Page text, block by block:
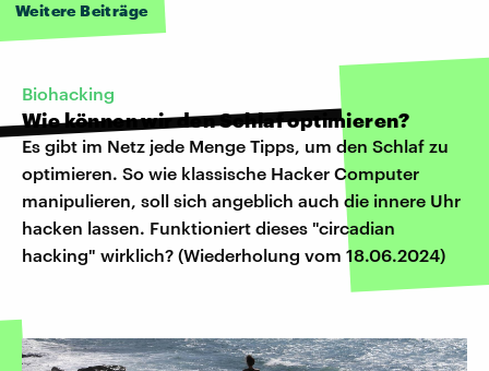
Weitere Beiträge
Biohacking
Wie können wir den Schlaf optimieren?
Es gibt im Netz jede Menge Tipps, um den Schlaf zu
optimieren. So wie klassische Hacker Computer
manipulieren, soll sich angeblich auch die innere Uhr
hacken lassen. Funktioniert dieses "circadian
hacking" wirklich? (Wiederholung vom 18.06.2024)